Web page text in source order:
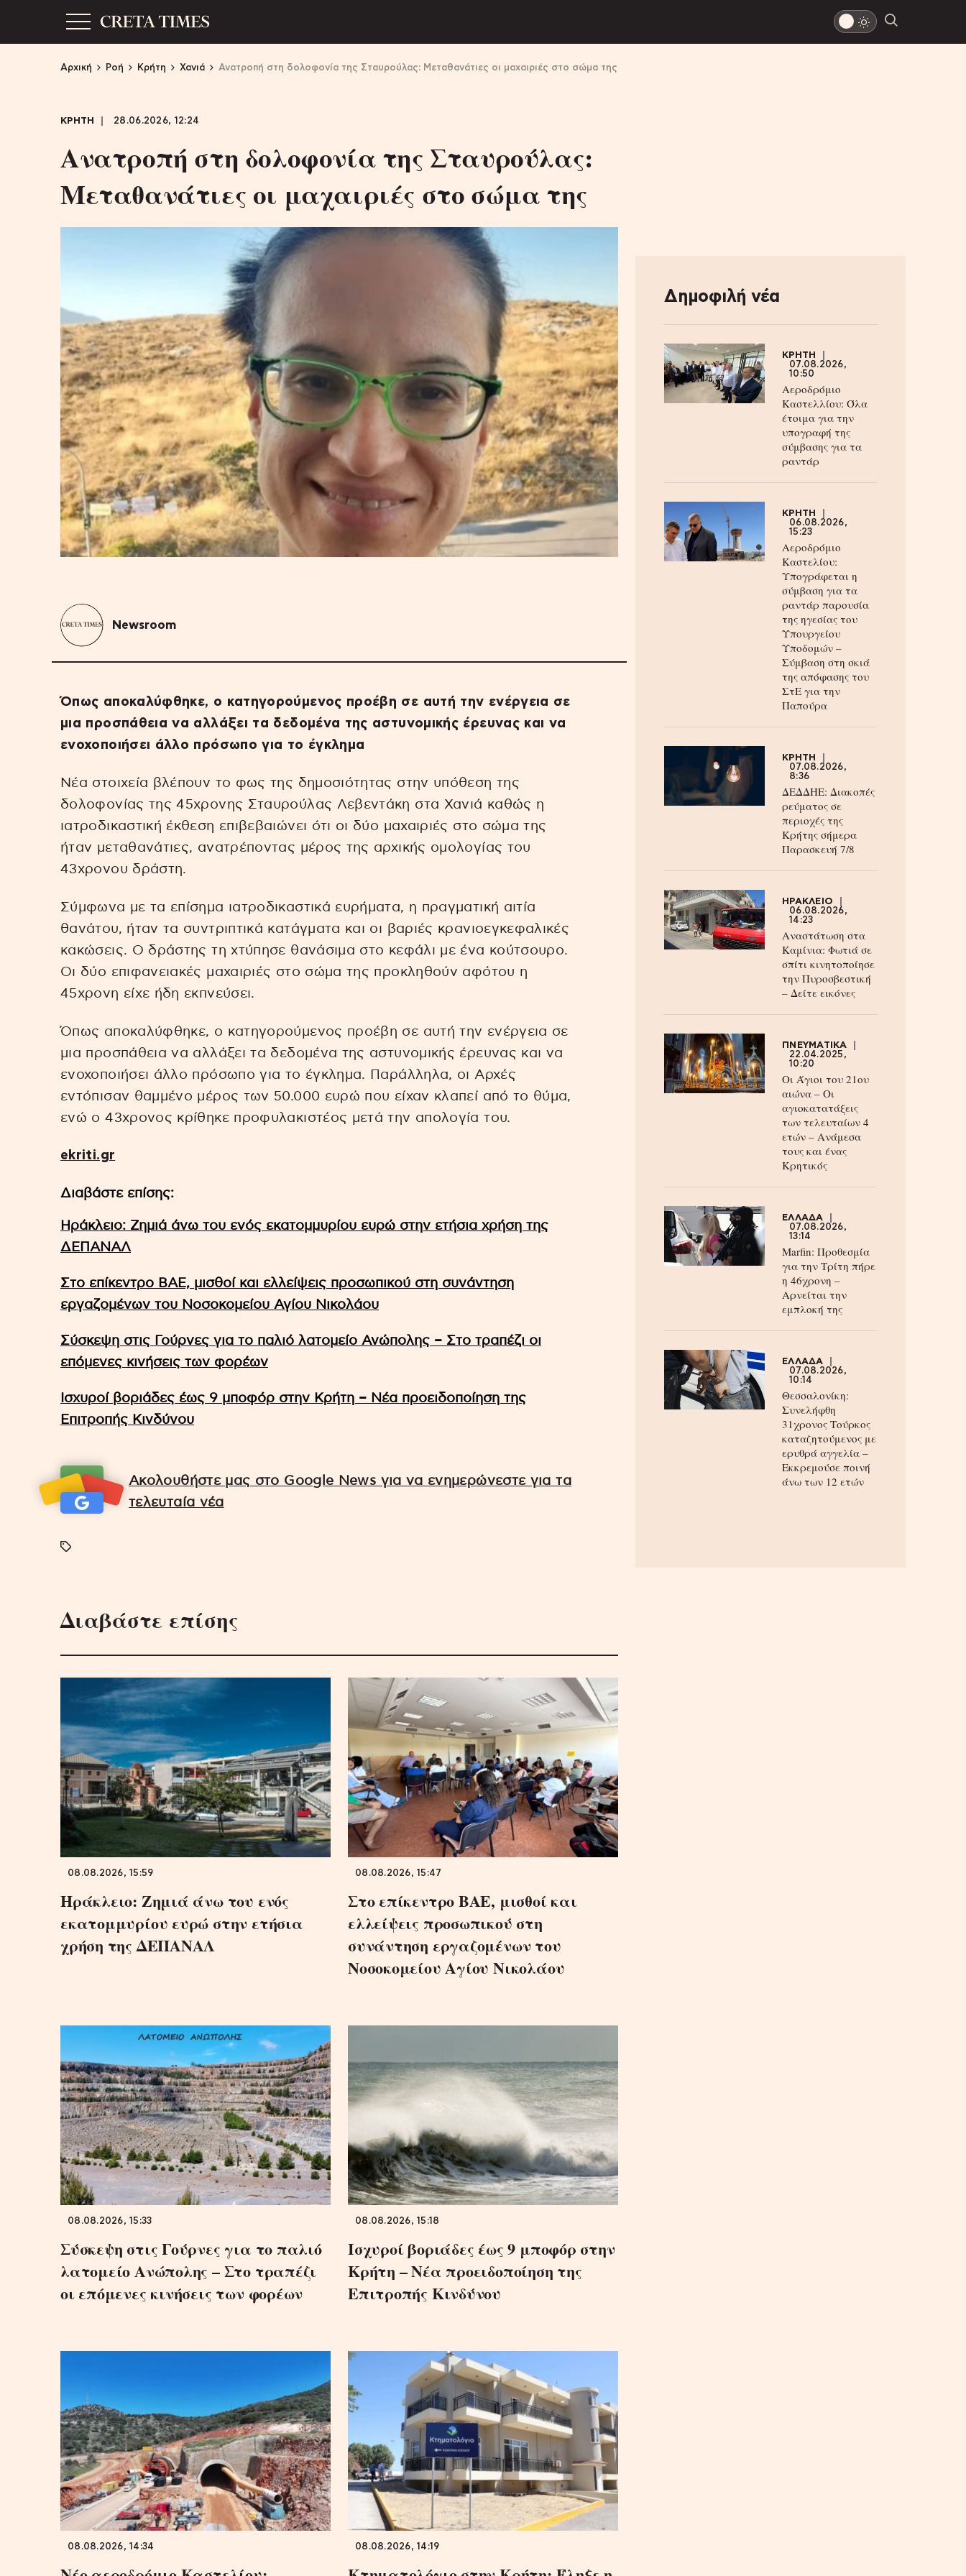
Αρχική Ροή Κρήτη Χανιά Ανατροπή στη δολοφονία της Σταυρούλας: Μεταθανάτιες οι μαχαιριές στο σώμα της
ΚΡΗΤΗ 28.06.2026, 12:24
Ανατροπή στη δολοφονία της Σταυρούλας:
Μεταθανάτιες οι μαχαιριές στο σώμα της
Newsroom
Όπως αποκαλύφθηκε, ο κατηγορούμενος προέβη σε αυτή την ενέργεια σε
μια προσπάθεια να αλλάξει τα δεδομένα της αστυνομικής έρευνας και να
ενοχοποιήσει άλλο πρόσωπο για το έγκλημα
Νέα στοιχεία βλέπουν το φως της δημοσιότητας στην υπόθεση της
δολοφονίας της 45χρονης Σταυρούλας Λεβεντάκη στα Χανιά καθώς η
ιατροδικαστική έκθεση επιβεβαιώνει ότι οι δύο μαχαιριές στο σώμα της
ήταν μεταθανάτιες, ανατρέποντας μέρος της αρχικής ομολογίας του
43χρονου δράστη.
Σύμφωνα με τα επίσημα ιατροδικαστικά ευρήματα, η πραγματική αιτία
θανάτου, ήταν τα συντριπτικά κατάγματα και οι βαριές κρανιοεγκεφαλικές
κακώσεις. Ο δράστης τη χτύπησε θανάσιμα στο κεφάλι με ένα κούτσουρο.
Οι δύο επιφανειακές μαχαιριές στο σώμα της προκληθούν αφότου η
45χρονη είχε ήδη εκπνεύσει.
Όπως αποκαλύφθηκε, ο κατηγορούμενος προέβη σε αυτή την ενέργεια σε
μια προσπάθεια να αλλάξει τα δεδομένα της αστυνομικής έρευνας και να
ενοχοποιήσει άλλο πρόσωπο για το έγκλημα. Παράλληλα, οι Αρχές
εντόπισαν θαμμένο μέρος των 50.000 ευρώ που είχαν κλαπεί από το θύμα,
ενώ ο 43χρονος κρίθηκε προφυλακιστέος μετά την απολογία του.
ekriti.gr
Διαβάστε επίσης:
Ηράκλειο: Ζημιά άνω του ενός εκατομμυρίου ευρώ στην ετήσια χρήση της
ΔΕΠΑΝΑΛ
Στο επίκεντρο ΒΑΕ, μισθοί και ελλείψεις προσωπικού στη συνάντηση
εργαζομένων του Νοσοκομείου Αγίου Νικολάου
Σύσκεψη στις Γούρνες για το παλιό λατομείο Ανώπολης – Στο τραπέζι οι
επόμενες κινήσεις των φορέων
Ισχυροί βοριάδες έως 9 μποφόρ στην Κρήτη – Νέα προειδοποίηση της
Επιτροπής Κινδύνου
Ακολουθήστε μας στο Google News για να ενημερώνεστε για τα
τελευταία νέα
Διαβάστε επίσης
08.08.2026, 15:59
Ηράκλειο: Ζημιά άνω του ενός
εκατομμυρίου ευρώ στην ετήσια
χρήση της ΔΕΠΑΝΑΛ
08.08.2026, 15:47
Στο επίκεντρο ΒΑΕ, μισθοί και
ελλείψεις προσωπικού στη
συνάντηση εργαζομένων του
Νοσοκομείου Αγίου Νικολάου
08.08.2026, 15:33
Σύσκεψη στις Γούρνες για το παλιό
λατομείο Ανώπολης – Στο τραπέζι
οι επόμενες κινήσεις των φορέων
08.08.2026, 15:18
Ισχυροί βοριάδες έως 9 μποφόρ στην
Κρήτη – Νέα προειδοποίηση της
Επιτροπής Κινδύνου
08.08.2026, 14:34 08.08.2026, 14:19
Δημοφιλή νέα
ΚΡΗΤΗ
07.08.2026,
10:50
Αεροδρόμιο
Καστελλίου: Όλα
έτοιμα για την
υπογραφή της
σύμβασης για τα
ραντάρ
ΚΡΗΤΗ
06.08.2026,
15:23
Αεροδρόμιο
Καστελίου:
Υπογράφεται η
σύμβαση για τα
ραντάρ παρουσία
της ηγεσίας του
Υπουργείου
Υποδομών –
Σύμβαση στη σκιά
της απόφασης του
ΣτΕ για την
Παπούρα
ΚΡΗΤΗ
07.08.2026,
8:36
ΔΕΔΔΗΕ: Διακοπές
ρεύματος σε
περιοχές της
Κρήτης σήμερα
Παρασκευή 7/8
ΗΡΑΚΛΕΙΟ
06.08.2026,
14:23
Αναστάτωση στα
Καμίνια: Φωτιά σε
σπίτι κινητοποίησε
την Πυροσβεστική
– Δείτε εικόνες
ΠΝΕΥΜΑΤΙΚΑ
22.04.2025,
10:20
Οι Άγιοι του 21ου
αιώνα – Οι
αγιοκατατάξεις
των τελευταίων 4
ετών – Ανάμεσα
τους και ένας
Κρητικός
ΕΛΛΑΔΑ
07.08.2026,
13:14
Marfin: Προθεσμία
για την Τρίτη πήρε
η 46χρονη –
Aρνείται την
εμπλοκή της
ΕΛΛΑΔΑ
07.08.2026,
10:14
Θεσσαλονίκη:
Συνελήφθη
31χρονος Τούρκος
καταζητούμενος με
ερυθρά αγγελία –
Εκκρεμούσε ποινή
άνω των 12 ετών